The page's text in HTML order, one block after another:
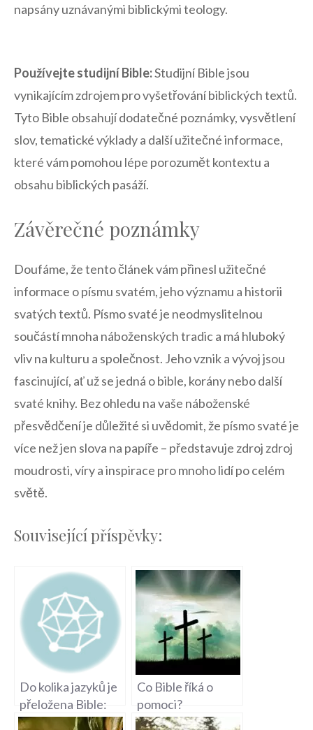
napsány uznávanými biblickými teology.
Používejte studijní Bible:Studijní Bible‌ jsou
vynikajícím zdrojem pro vyšetřování biblických ​textů.
Tyto Bible obsahují dodatečné poznámky, vysvětlení⁢
slov, tematické výklady a další užitečné informace,
⁤které vám pomohou lépe porozumět kontextu a
obsahu biblických pasáží.
Závěrečné poznámky
Doufáme,⁣ že ⁤tento článek vám ‌přinesl užitečné
informace ​o písmu svatém, jeho významu a historii
svatých textů. ⁢Písmo svaté je neodmyslitelnou
‍součástí ⁢mnoha náboženských tradic a má‌ hluboký
vliv na kulturu a společnost. Jeho vznik a vývoj jsou
fascinující, ať už se​ jedná o bible, korány nebo další
⁤svaté ⁢knihy. Bez ohledu‍ na vaše‌ náboženské
přesvědčení ⁢je důležité si⁢ uvědomit, že písmo svaté je
více než jen slova na papíře – představuje zdroj zdroj
moudrosti, víry ‍a ‌inspirace pro mnoho lidí ‌po celém
světě.
Související příspěvky:
Do kolika jazyků je
přeložena Bible:
Aktuální data o
Co Bible říká o
pomoci?
Náboženský